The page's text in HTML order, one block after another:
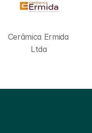
Cerâmica Ermida
Ltda